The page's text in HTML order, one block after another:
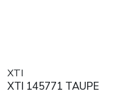
XTI
XTI 145771 TAUPE